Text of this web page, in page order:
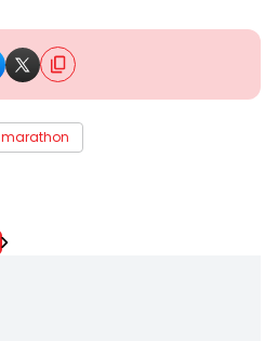
marathon